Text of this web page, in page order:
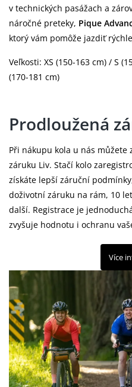
v technických pasážach a
náročné preteky, Pique
ktorý vám pomôže jazdiť
Veľkosti: XS (150-163 cm) / S
(170-181 cm)
Prodloužená
Při nákupu kola u nás
záruku Liv. Stačí kolo
získáte lepší záruční
doživotní záruku na rám, 10
další. Registrace je
zvyšuje hodnotu i ochranu
Více